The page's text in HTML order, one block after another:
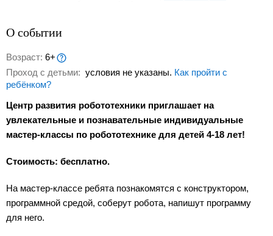
О событии
Возраст: 6+
Проход с детьми: условия не указаны. Как пройти с
ребёнком?
Центр развития робототехники приглашает на
увлекательные и познавательные индивидуальные
мастер-классы по робототехнике для детей 4-18 лет!
Стоимость: бесплатно.
На мастер-классе ребята познакомятся с конструктором,
программной средой, соберут робота, напишут программу
для него.